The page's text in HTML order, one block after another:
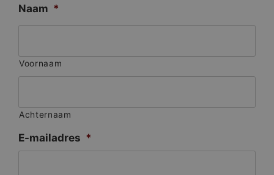
Naam *
Voornaam
Achternaam
E-mailadres *